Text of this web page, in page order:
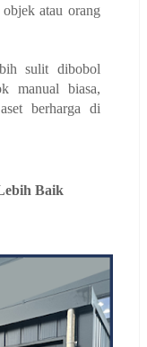
atau orang
sulit dibobol
manual biasa,
berharga di
Baik